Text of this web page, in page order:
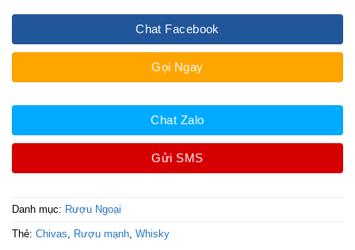
Chat Facebook
Gọi Ngay
Chat Zalo
Gửi SMS
Danh mục: Rượu Ngoại
Thẻ: Chivas Rượu mạnh Whisky